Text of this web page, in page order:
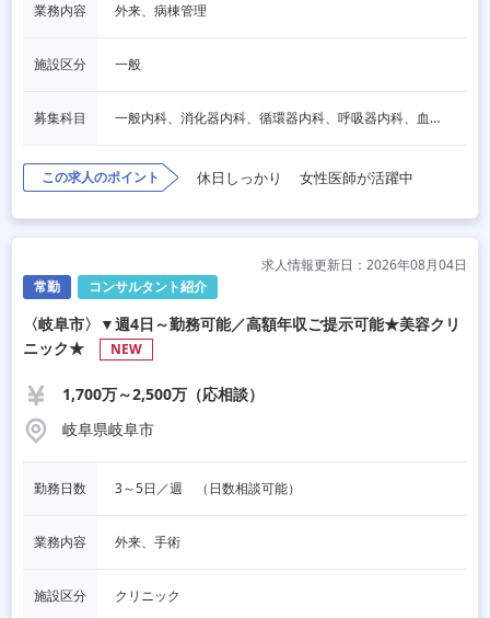
業務内容 外来、病棟管理
施設区分 一般
募集科目 一般内科、消化器内科、循環器内科、呼吸器内科、血液内科、脳神経内科、内分泌内科、老人内科、一般外科、消化器外科、その他
この求人のポイント 休日しっかり 女性医師が活躍中
常勤 コンサルタント紹介
求人情報更新日：2026年08月04日
〈岐阜市〉▼週4日～勤務可能／高額年収ご提示可能★美容クリ
ニック★
NEW
1,700万～2,500万（応相談）
岐阜県岐阜市
勤務日数 3～5日／週　（日数相談可能）
業務内容 外来、手術
施設区分 クリニック